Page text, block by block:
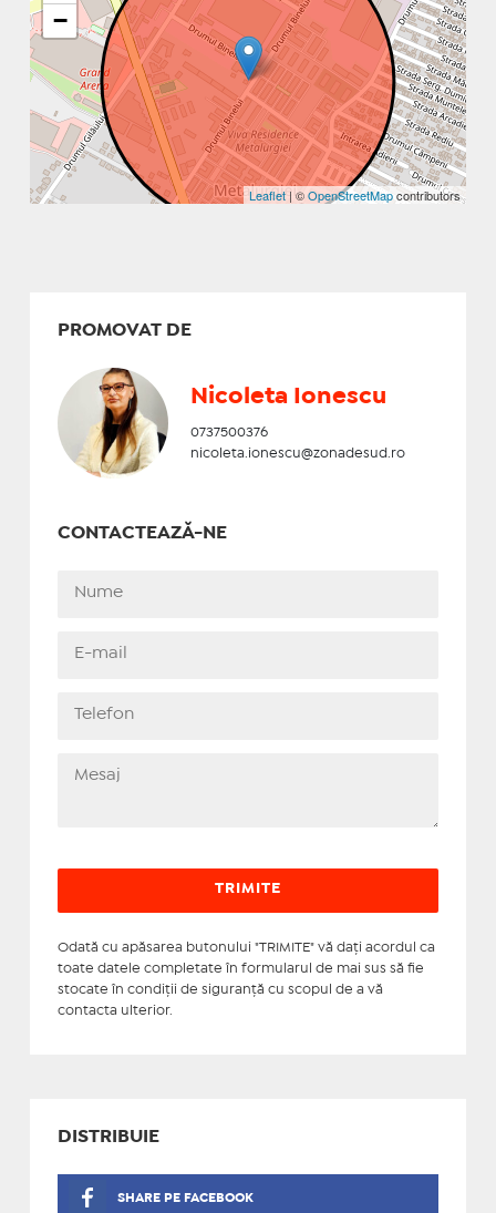
−
Leaflet | ©OpenStreetMapcontributors
PROMOVAT DE
Nicoleta Ionescu
0737500376
nicoleta.ionescu@zonadesud.ro
CONTACTEAZĂ-NE
Odată cu apăsarea butonului "TRIMITE" vă daţi acordul ca
toate datele completate în formularul de mai sus să fie
stocate în condiţii de siguranţă cu scopul de a vă
contacta ulterior.
DISTRIBUIE
SHARE PE FACEBOOK